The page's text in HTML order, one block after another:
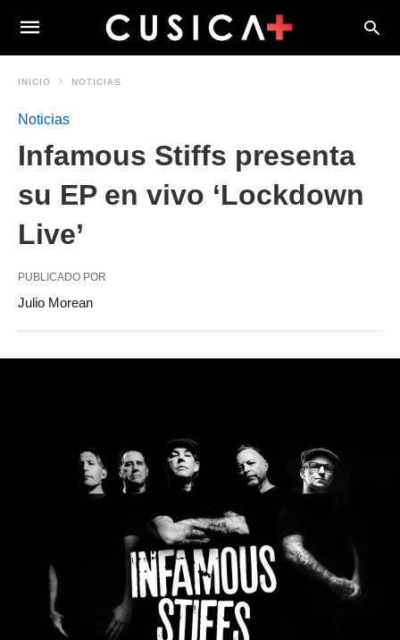
INICIO NOTICIAS
Noticias
Infamous Stiffs presenta
su EP en vivo ‘Lockdown
Live’
PUBLICADO POR
Julio Morean